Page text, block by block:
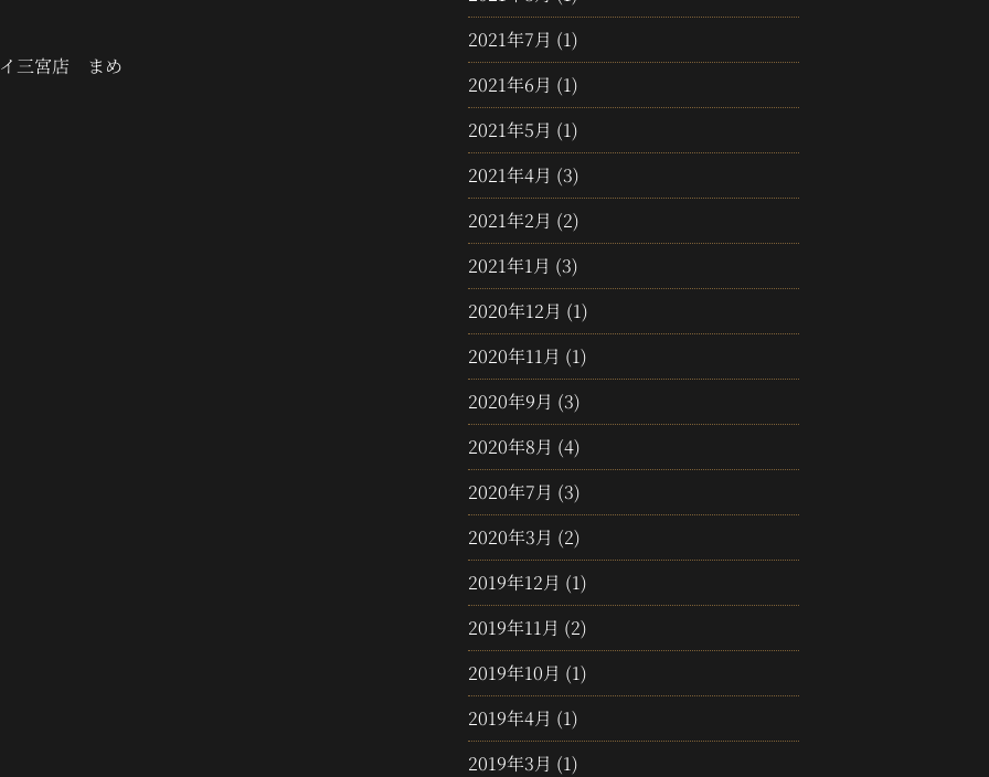
三宮店 まめ
2021年7月 (1)
2021年6月 (1)
2021年5月 (1)
2021年4月 (3)
2021年2月 (2)
2021年1月 (3)
2020年12月 (1)
2020年11月 (1)
2020年9月 (3)
2020年8月 (4)
2020年7月 (3)
2020年3月 (2)
2019年12月 (1)
2019年11月 (2)
2019年10月 (1)
2019年4月 (1)
2019年3月 (1)